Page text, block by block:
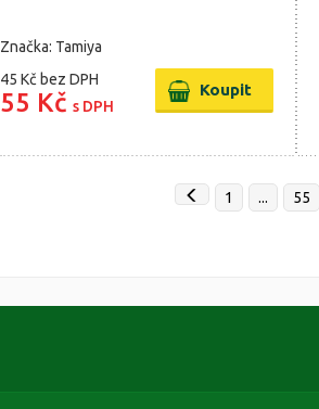
Značka: Tamiya
45 Kč bez DPH
55 Kčs DPH
1 ... 55